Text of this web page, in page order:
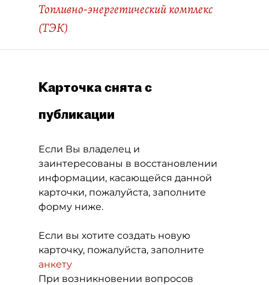
Топливно-энергетический комплекс
(ТЭК)
Карточка снята с
публикации
Если Вы владелец и
заинтересованы в восстановлении
информации, касающейся данной
карточки, пожалуйста, заполните
форму ниже.
Если вы хотите создать новую
карточку, пожалуйста, заполните
анкету
При возникновении вопросов